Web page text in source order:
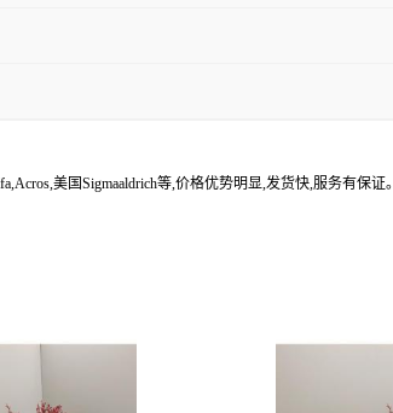
美国Sigmaaldrich等,价格优势明显,发货快,服务有保证。